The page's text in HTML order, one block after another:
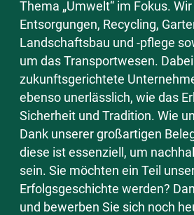
Thema „Umwelt“ im Fokus.
Entsorgungen, Recycling,
Landschaftsbau und -pflege
um das Transportwesen.
zukunftsgerichtete
ebenso unerlässlich, wie das
Sicherheit und Tradition. Wie
Dank unserer großartigen
diese ist essenziell, um
sein. Sie möchten ein Teil
Erfolgsgeschichte werden?
und bewerben Sie sich noch